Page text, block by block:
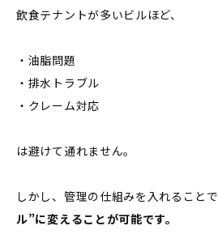
飲食テナントが多いビルほど、
・油脂問題
・排水トラブル
・クレーム対応
は避けて通れません。
しかし、管理の仕組みを入れることで
ル”に変えることが可能です。